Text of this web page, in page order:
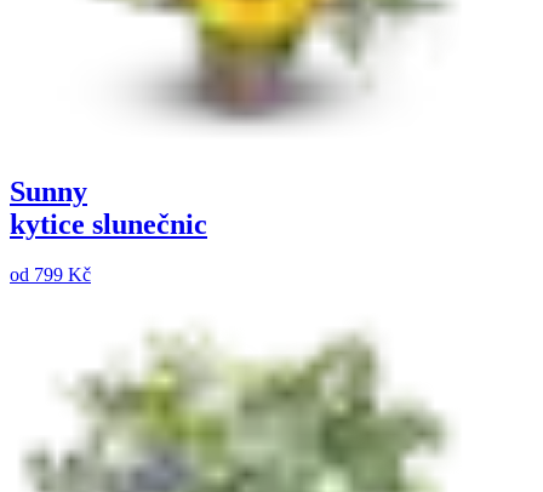
Sunny
kytice slunečnic
od 799 Kč